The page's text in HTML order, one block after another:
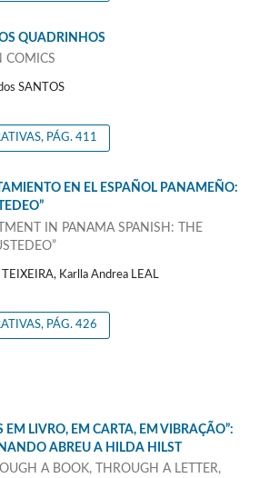
QUADRINHOS
COMICS
SANTOS
PÁG. 411
EN EL ESPAÑOL PANAMEÑO:
IN PANAMA SPANISH: THE
TEIXEIRA, Karlla Andrea LEAL
PÁG. 426
EM LIVRO, EM CARTA, EM VIBRAÇÃO”:
ABREU A HILDA HILST
A BOOK, THROUGH A LETTER,